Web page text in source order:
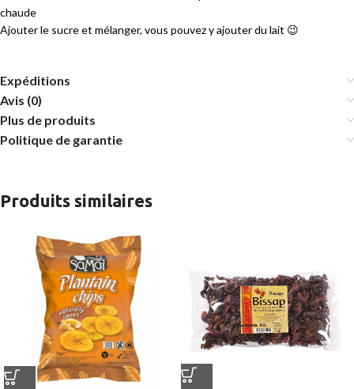
chaude
Ajouter le sucre et mélanger, vous pouvez y ajouter du lait 😉
Expéditions
Avis (0)
Plus de produits
Politique de garantie
Produits similaires